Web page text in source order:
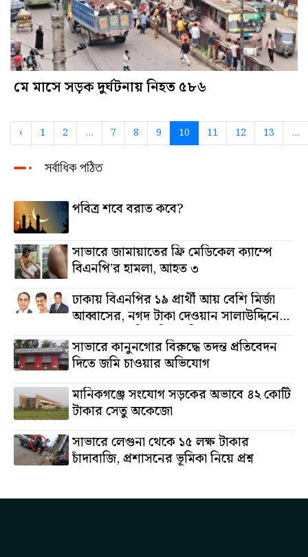
মে মাসে সড়ক দুর্ঘটনায় নিহত ৫৮৬
‹ 1 2 ... 7 8 9 10 11 12 13 ...
সর্বাধিক পঠিত
পবিত্র শবে বরাত কবে?
সাভারে জামায়াতের ফ্রি মেডিকেল ক্যাম্পে
বিএনপি’র হামলা, আহত ৩
ঢাকায় বিএনপির ১৯ প্রার্থী আয় বেশি মির্জা
আব্বাসের, নগদ টাকা দেওয়ান সালাউদ্দিনের,
অস্থাবর সম্পত্তি তমিজউদ্দিনের
সাভারে কানুনগোর বিরুদ্ধে তদন্ত প্রতিবেদন
দিতে জমি চাওয়ার অভিযোগ
মানিকগঞ্জে সংযোগ সড়কের অভাবে ৪২ কোটি
টাকার সেতু অকেজো
সাভারে লেগুনা থেকে ১৫ লক্ষ টাকার
চাঁদাবাজি, প্রশাসনের ভূমিকা নিয়ে প্রশ্ন